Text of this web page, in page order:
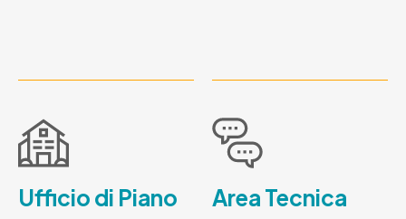
Ufficio di Piano Area Tecnica